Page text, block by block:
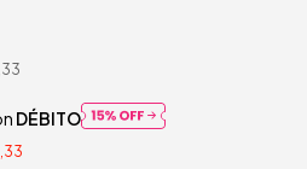
DÉBITO